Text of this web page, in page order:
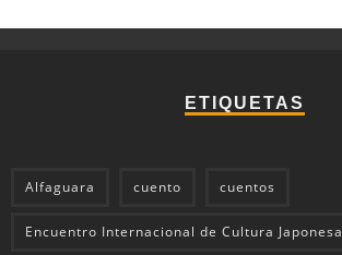
ETIQUETAS
Alfaguara cuento cuentos
Encuentro Internacional de Cultura Japonesa